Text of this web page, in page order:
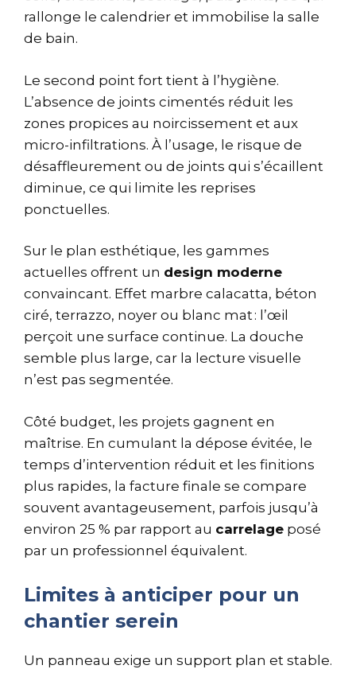
rallonge le calendrier et immobilise la salle
de bain.
Le second point fort tient à l’hygiène.
L’absence de joints cimentés réduit les
zones propices au noircissement et aux
micro-infiltrations. À l’usage, le risque de
désaffleurement ou de joints qui s’écaillent
diminue, ce qui limite les reprises
ponctuelles.
Sur le plan esthétique, les gammes
actuelles offrent un design moderne
convaincant. Effet marbre calacatta, béton
ciré, terrazzo, noyer ou blanc mat : l’œil
perçoit une surface continue. La douche
semble plus large, car la lecture visuelle
n’est pas segmentée.
Côté budget, les projets gagnent en
maîtrise. En cumulant la dépose évitée, le
temps d’intervention réduit et les finitions
plus rapides, la facture finale se compare
souvent avantageusement, parfois jusqu’à
environ 25 % par rapport au carrelage posé
par un professionnel équivalent.
Limites à anticiper pour un
chantier serein
Un panneau exige un support plan et stable.